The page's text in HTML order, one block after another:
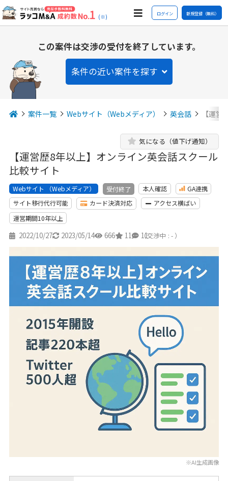
(※) ログイン 新規登録（無料）
この案件は交渉の受付を終了しています。
条件の近い案件を探す
案件一覧 Webサイト（Webメディア） 英会話 【運
【運営歴8年以上】オンライン英会話スクール
比較サイト
気になる（値下げ通知）
Webサイト （Webメディア） 受付終了 本人確認
GA連携
サイト移行代行可能
カード決済対応
アクセス横ばい
運営期間10年以上
2022/10/27 2023/05/14 666 11 11
（交渉中 : - ）
※AI生成画像